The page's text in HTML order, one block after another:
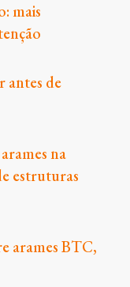
mais
antes de
na
estruturas
arames BTC,